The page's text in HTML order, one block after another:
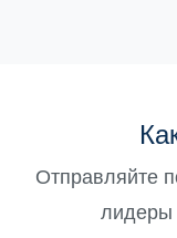
Отправляйте
лидеры